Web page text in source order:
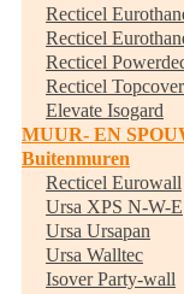
Recticel
Recticel
Recticel
Recticel Topcover
Elevate Isogard
MUUR- EN
Buitenmuren
Recticel Eurowall
Ursa XPS N-W-E
Ursa Ursapan
Ursa Walltec
Isover Party-wall